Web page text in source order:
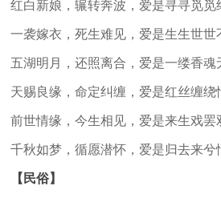
红白新娘，辗转奔波，爱是寻寻觅觅
一袭嫁衣，死生难见，爱是生生世世
五湖明月，还照离合，爱是一缕香魂
天赐良缘，命定纠缠，爱是红丝缠绕
前世情缘，今生相见，爱是来生戏罢
千秋如梦，循愿潜怀，爱是归去来兮
【民俗】